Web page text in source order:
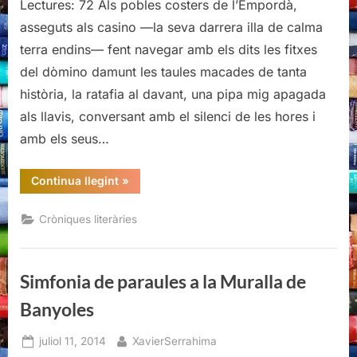
de
paraules
la
Muralla
de
Banyoles
Lectures: 72 Als pobles costers de l’Empordà,
asseguts als casino —la seva darrera illa de calma
terra endins— fent navegar amb els dits les fitxes
del dòmino damunt les taules macades de tanta
història, la ratafia al davant, una pipa mig apagada
als llavis, conversant amb el silenci de les hores i
amb els seus…
Continua llegint“Simfonia
de
a
la
de
»
Cròniques literàries
Simfonia de paraules a la Muralla de
Banyoles
Posted
juliol 11, 2014 By
XavierSerrahima